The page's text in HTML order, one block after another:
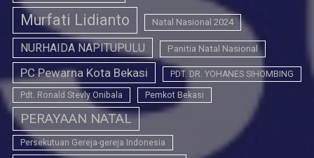
Murfati Lidianto Natal Nasional 2024
NURHAIDA NAPITUPULU Panitia Natal Nasional
PC Pewarna Kota Bekasi PDT. DR. YOHANES SIHOMBING
Pdt. Ronald Stevly Onibala Pemkot Bekasi
PERAYAAN NATAL
Persekutuan Gereja-gereja Indonesia